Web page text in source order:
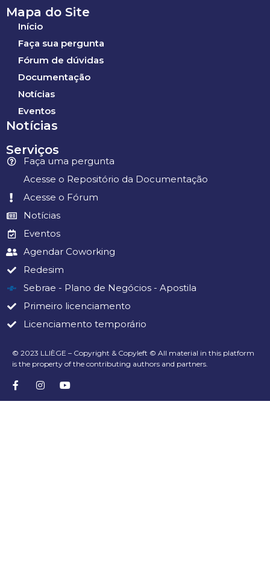
Mapa do Site
Início
Faça sua pergunta
Fórum de dúvidas
Documentação
Notícias
Eventos
Notícias
Serviços
Faça uma pergunta
Acesse o Repositório da Documentação
Acesse o Fórum
Notícias
Eventos
Agendar Coworking
Redesim
Sebrae - Plano de Negócios - Apostila
Primeiro licenciamento
Licenciamento temporário
© 2023 LLIÈGE – Copyright & Copyleft © All material in this platform
is the property of the contributing authors and partners.